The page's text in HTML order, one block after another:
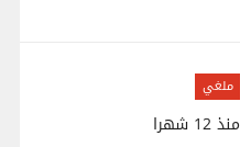
ملغي
منذ 12 شهرا